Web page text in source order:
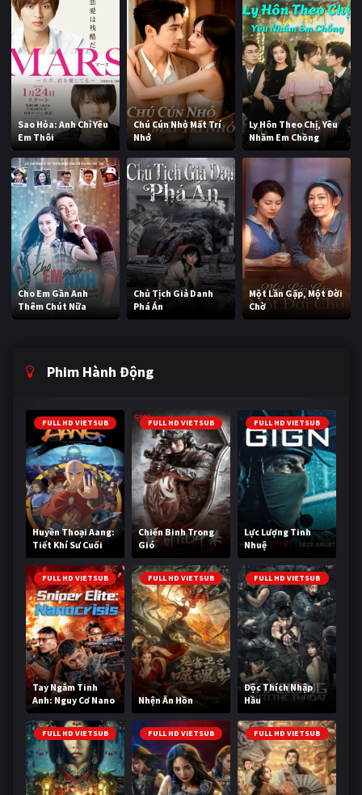
Sao Hỏa: Anh Chỉ Yêu
Em Thôi
Chú Cún Nhỏ Mất Trí
Nhớ
Ly Hôn Theo Chị, Yêu
Nhầm Em Chồng
Cho Em Gần Anh
Thêm Chút Nữa
Chủ Tịch Giả Danh
Phá Án
Một Lần Gặp, Một Đời
Chờ
Phim Hành Động
FULL HD VIETSUB
Huyền Thoại Aang:
Tiết Khí Sư Cuối
Cùng
FULL HD VIETSUB
Chiến Binh Trong
Gió
FULL HD VIETSUB
Lực Lượng Tinh
Nhuệ
FULL HD VIETSUB
Tay Ngắm Tinh
Anh: Nguy Cơ Nano
FULL HD VIETSUB
Nhện Ăn Hồn
FULL HD VIETSUB
Độc Thích Nhập
Hầu
FULL HD VIETSUB FULL HD VIETSUB FULL HD VIETSUB